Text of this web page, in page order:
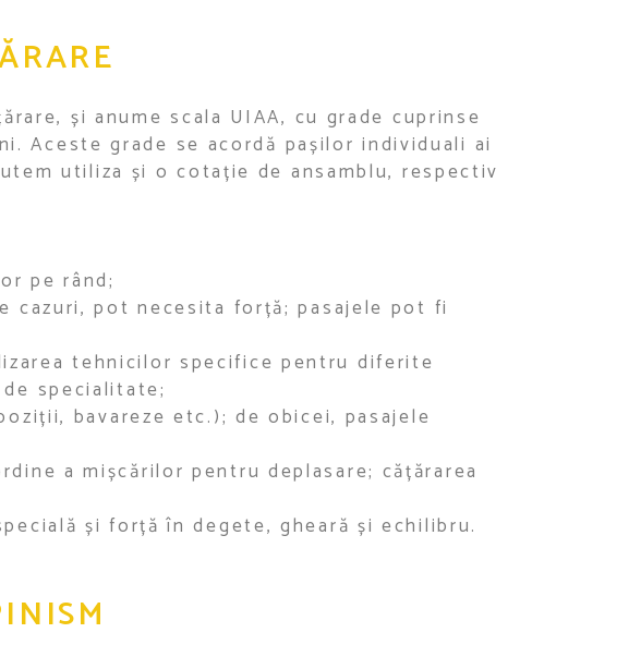
și anume scala UIAA, cu grade cuprinse
Aceste grade se acordă pașilor individuali ai
utiliza și o cotație de ansamblu, respectiv
pe rând;
cazuri, pot necesita forță; pasajele pot fi
tehnicilor specifice pentru diferite
specialitate;
bavareze etc.); de obicei, pasajele
a mișcărilor pentru deplasare; cățărarea
și forță în degete, gheară și echilibru.